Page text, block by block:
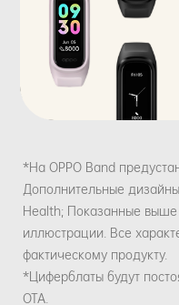
*На OPPO Band
Дополнительные
Health; Показанные
иллюстрации. Все
фактическому продукту.
*Циферблаты будут
OTA.